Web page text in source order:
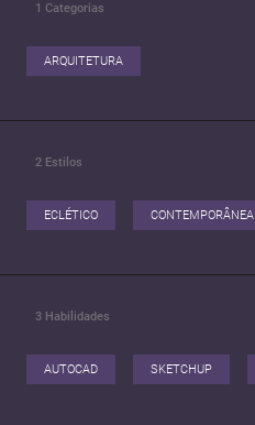
1 Categorias
ARQUITETURA
2 Estilos
ECLÉTICO CONTEMPORÂNEA
3 Habilidades
AUTOCAD SKETCHUP